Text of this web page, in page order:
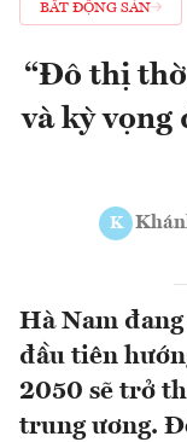
BẤT ĐỘNG SẢN
“Đô thị
và kỳ
K
Hà Nam
đầu tiên
2050 sẽ trở
trung ương.